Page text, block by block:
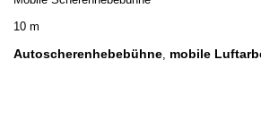
10 m
Autoscherenhebebühne, mobile